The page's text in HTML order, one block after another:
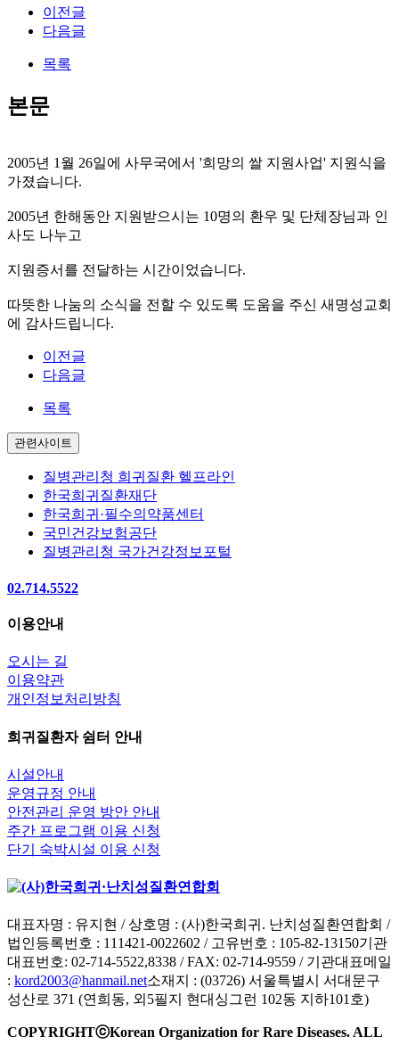
이전글
다음글
목록
본문
2005년 1월 26일에 사무국에서 '희망의 쌀 지원사업' 지원식을
가졌습니다.
2005년 한해동안 지원받으시는 10명의 환우 및 단체장님과 인
사도 나누고
지원증서를 전달하는 시간이었습니다.
따뜻한 나눔의 소식을 전할 수 있도록 도움을 주신 새명성교회
에 감사드립니다.
이전글
다음글
목록
관련사이트
질병관리청 희귀질환 헬프라인
한국희귀질환재단
한국희귀·필수의약품센터
국민건강보험공단
질병관리청 국가건강정보포털
02.714.5522
이용안내
오시는 길
이용약관
개인정보처리방침
희귀질환자 쉼터 안내
시설안내
운영규정 안내
안전관리 운영 방안 안내
주간 프로그램 이용 신청
단기 숙박시설 이용 신청
대표자명 : 유지현 / 상호명 : (사)한국희귀. 난치성질환연합회 /
법인등록번호 : 111421-0022602 / 고유번호 : 105-82-13150기관
대표번호: 02-714-5522,8338 / FAX: 02-714-9559 / 기관대표메일
: kord2003@hanmail.net소재지 : (03726) 서울특별시 서대문구
성산로 371 (연희동, 외5필지 현대싱그런 102동 지하101호)
COPYRIGHTⓒKorean Organization for Rare Diseases. ALL